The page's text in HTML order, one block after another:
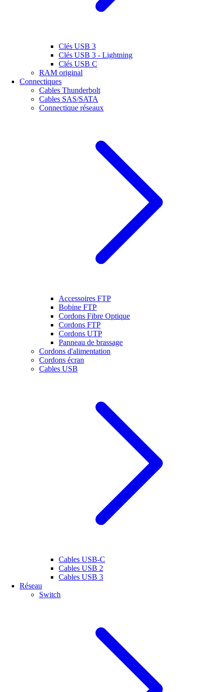
Clés USB 3
Clés USB 3 - Lightning
Clés USB C
RAM original
Connectiques
Cables Thunderbolt
Cables SAS/SATA
Connectique réseaux
Accessoires FTP
Bobine FTP
Cordons Fibre Optique
Cordons FTP
Cordons UTP
Panneau de brassage
Cordons d'alimentation
Cordons écran
Cables USB
Cables USB-C
Cables USB 2
Cables USB 3
Réseau
Switch